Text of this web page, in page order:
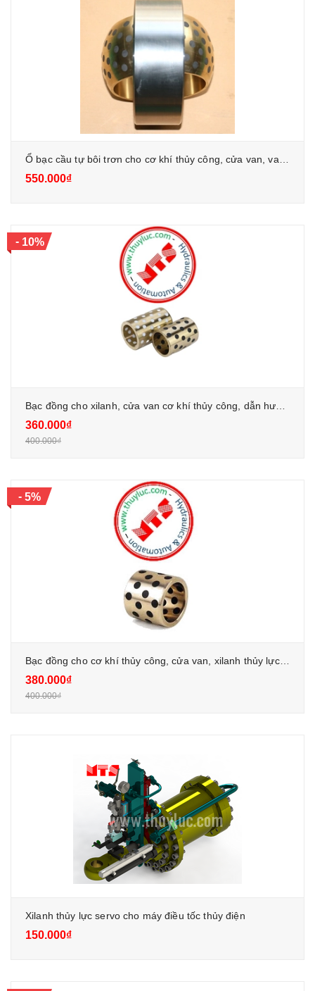
550.000₫
-10%
360.000₫
400.000₫
- 5%
Bạc đồng cho cơ khí thủy công, cửa van, xilanh thủy lực, van bướm
380.000₫
400.000₫
Xilanh thủy lực servo cho máy điều tốc thủy điện
150.000₫